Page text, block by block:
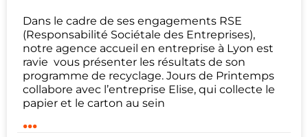
Dans le cadre de ses engagements RSE
(Responsabilité Sociétale des Entreprises),
notre agence accueil en entreprise à Lyon est
ravie vous présenter les résultats de son
programme de recyclage. Jours de Printemps
collabore avec l’entreprise Elise, qui collecte le
papier et le carton au sein
...